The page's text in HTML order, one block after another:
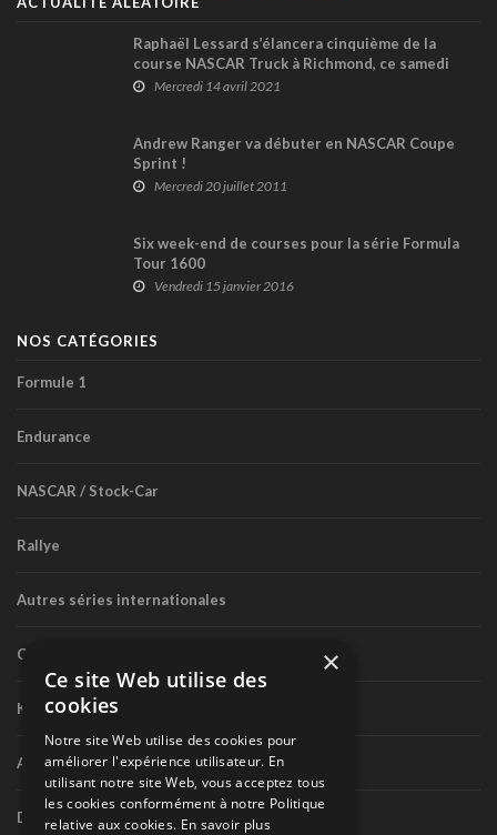
Raphaël Lessard s’élancera cinquième de la
course NASCAR Truck à Richmond, ce samedi
Mercredi 14 avril 2021
Andrew Ranger va débuter en NASCAR Coupe
Sprint !
Mercredi 20 juillet 2011
Six week-end de courses pour la série Formula
Tour 1600
Vendredi 15 janvier 2016
NOS CATÉGORIES
Formule 1
Endurance
NASCAR / Stock-Car
Rallye
Autres séries internationales
Circuit routier canadien
Karting
Autres séries nationales
Divers
×
Ce site Web utilise des
cookies
Notre site Web utilise des cookies pour
améliorer l'expérience utilisateur. En
utilisant notre site Web, vous acceptez tous
les cookies conformément à notre Politique
relative aux cookies. En savoir plus